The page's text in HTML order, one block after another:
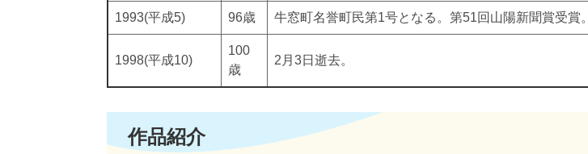
1993(平成5) 96歳 牛窓町名誉町民第1号となる。第51回山陽新聞賞受賞。
1998(平成10)
100
歳
2月3日逝去。
作品紹介